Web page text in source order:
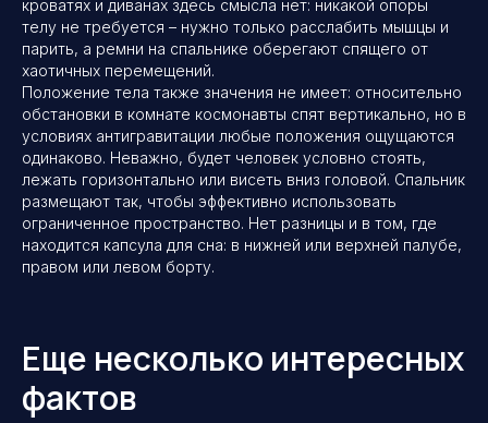
кроватях и диванах здесь смысла нет: никакой опоры
телу не требуется – нужно только расслабить мышцы и
парить, а ремни на спальнике оберегают спящего от
хаотичных перемещений.
Положение тела также значения не имеет: относительно
обстановки в комнате космонавты спят вертикально, но в
условиях антигравитации любые положения ощущаются
одинаково. Неважно, будет человек условно стоять,
лежать горизонтально или висеть вниз головой. Спальник
размещают так, чтобы эффективно использовать
ограниченное пространство. Нет разницы и в том, где
находится капсула для сна: в нижней или верхней палубе,
правом или левом борту.
Еще несколько интересных
фактов